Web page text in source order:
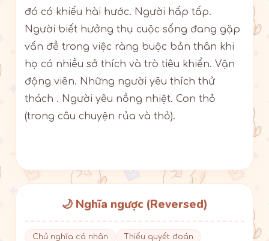
đó có khiếu hài hước. Người hấp tấp.
Người biết hưởng thụ cuộc sống đang gặp
vấn đề trong việc ràng buộc bản thân khi
họ có nhiều sở thích và trò tiêu khiển. Vận
động viên. Những người yêu thích thử
thách . Người yêu nồng nhiệt. Con thỏ
(trong câu chuyện rủa và thỏ).
🌙 Nghĩa ngược (Reversed)
Chủ nghĩa cá nhân
Thiếu quyết đoán